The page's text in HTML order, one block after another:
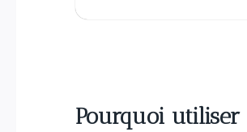
Pourquoi